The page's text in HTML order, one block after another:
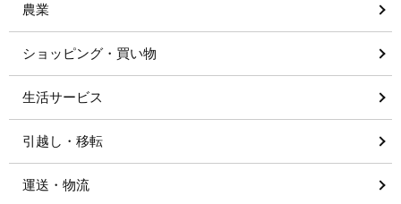
農業
ショッピング・買い物
生活サービス
引越し・移転
運送・物流